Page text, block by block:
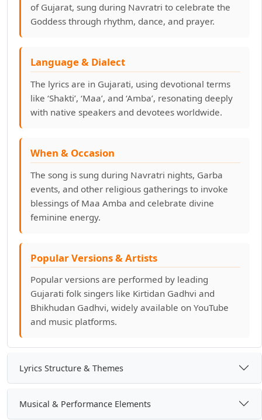
ચાલો પહેલા બાંબૂ બીટ્સના ગરબા રમવા જઈને
ચોટીલા વાળી ચંડી ચામુંડા
જય જય આરાસુરની રાણી
ઝીણો ઝીણો મા ઝીંઝવો રે
ઝૂલે ઝૂલે છે ગબ્બરની માત અંબા ઝૂલે છે
ટહુકા કરતો જાય મોરલો
ઢાળો ઢાળો બાજોટ ઢાળો ઢોલિયા
ઢોલીડા ઢોલ તું ઢીમે વગાડ ના, ઢીમે વગાડ ના
તને નમે છે મોટા મોટા ભૂપ
તમે કુમકુમ પગલીયા પાડો
તમે ગરબે રમવા આવો હો માડી
તારા ડુંગરેથી ઉતર્યો વાઘ રે
તારા વિના શ્યામ મને એકલદુ લાગે
તાળીઓ ના તાલે ગોરી
of Gujarat, sung during Navratri to celebrate the
Goddess through rhythm, dance, and prayer.
Language & Dialect
The lyrics are in Gujarati, using devotional terms
like ‘Shakti’, ‘Maa’, and ‘Amba’, resonating deeply
with native speakers and devotees worldwide.
When & Occasion
The song is sung during Navratri nights, Garba
events, and other religious gatherings to invoke
blessings of Maa Amba and celebrate divine
feminine energy.
Popular Versions & Artists
Popular versions are performed by leading
Gujarati folk singers like Kirtidan Gadhvi and
Bhikhudan Gadhvi, widely available on YouTube
and music platforms.
Lyrics Structure & Themes
Musical & Performance Elements